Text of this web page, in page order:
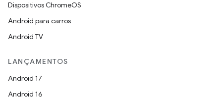
Dispositivos ChromeOS
Android para carros
Android TV
LANÇAMENTOS
Android 17
Android 16